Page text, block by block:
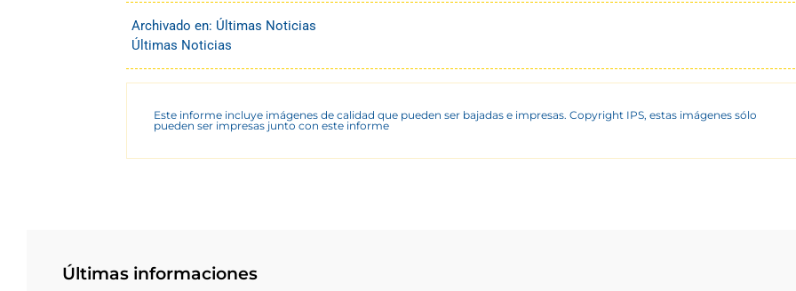
Archivado en: Últimas Noticias
Últimas Noticias
Este informe incluye imágenes de calidad que pueden ser bajadas e impresas. Copyright IPS, estas imágenes sólo
pueden ser impresas junto con este informe
Últimas informaciones